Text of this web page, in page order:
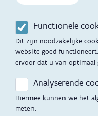
Functionele
Dit zijn noodzakelijke
website goed
ervoor dat u van optimaal
Analyserende
Hiermee kunnen we het
meten.
Opvoedingsondersteuning
Kinderopvang
Hulp en contact